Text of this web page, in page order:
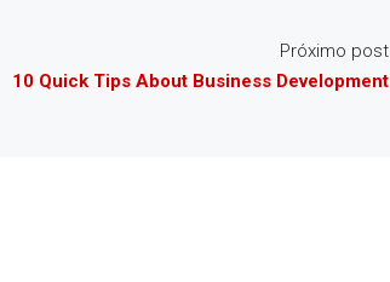
Próximo post
10 Quick Tips About Business Development